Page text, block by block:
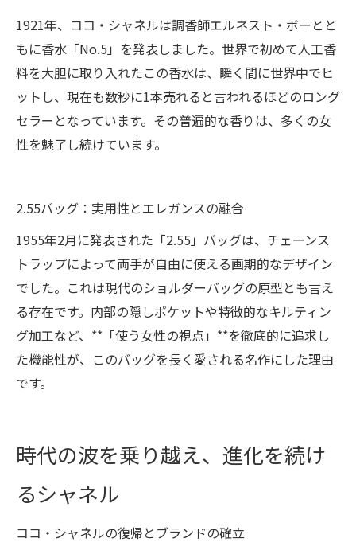
1921年、ココ・シャネルは調香師エルネスト・ボーとと
もに香水「No.5」を発表しました。世界で初めて人工香
料を大胆に取り入れたこの香水は、瞬く間に世界中でヒ
ットし、現在も数秒に1本売れると言われるほどのロング
セラーとなっています。その普遍的な香りは、多くの女
性を魅了し続けています。
2.55バッグ：実用性とエレガンスの融合
1955年2月に発表された「2.55」バッグは、チェーンス
トラップによって両手が自由に使える画期的なデザイン
でした。これは現代のショルダーバッグの原型とも言え
る存在です。内部の隠しポケットや特徴的なキルティン
グ加工など、**「使う女性の視点」**を徹底的に追求し
た機能性が、このバッグを長く愛される名作にした理由
です。
時代の波を乗り越え、進化を続け
るシャネル
ココ・シャネルの復帰とブランドの確立